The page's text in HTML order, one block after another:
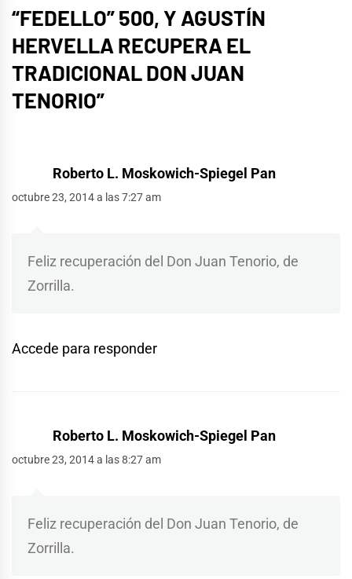
“FEDELLO” 500, Y AGUSTÍN
HERVELLA RECUPERA EL
TRADICIONAL DON JUAN
TENORIO”
Roberto L. Moskowich-Spiegel Pan
octubre 23, 2014 a las 7:27 am
Feliz recuperación del Don Juan Tenorio, de
Zorrilla.
Accede para responder
Roberto L. Moskowich-Spiegel Pan
octubre 23, 2014 a las 8:27 am
Feliz recuperación del Don Juan Tenorio, de
Zorrilla.